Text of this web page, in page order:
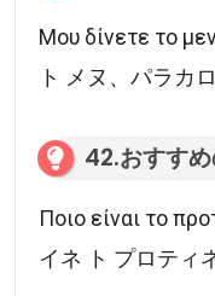
Μου δίνετε το
ト メヌ、パラカロ
42.おすす
Ποιο είναι το
イネ ト プロティ